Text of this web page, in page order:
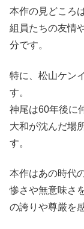
本作の見どころ
組員たちの友情
分です。
特に、松山ケン
す。
神尾は60年後に
大和が沈んだ場
す。
本作はあの時代
惨さや無意味さ
の誇りや尊厳を